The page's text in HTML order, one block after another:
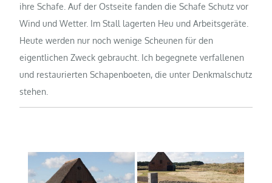
ihre Schafe. Auf der Ostseite fanden die Schafe Schutz vor
Wind und Wetter. Im Stall lagerten Heu und Arbeitsgeräte.
Heute werden nur noch wenige Scheunen für den
eigentlichen Zweck gebraucht. Ich begegnete verfallenen
und restaurierten Schapenboeten, die unter Denkmalschutz
stehen.